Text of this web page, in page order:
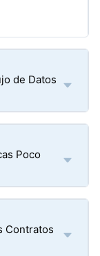
de Datos
Poco
Contratos